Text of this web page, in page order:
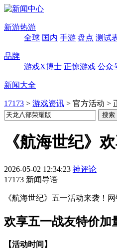
新游热游
全球 国内 手游 盘点 测试
品牌
游戏X博士 正惊游戏 公众
新闻大全
17173 > 游戏资讯 > 官方活动 >
《航海世纪》
2026-05-02 12:34:23 神评论
17173 新闻导语
《航海世纪》五一活动来袭！
欢享五一战友特价加
【活动时间】